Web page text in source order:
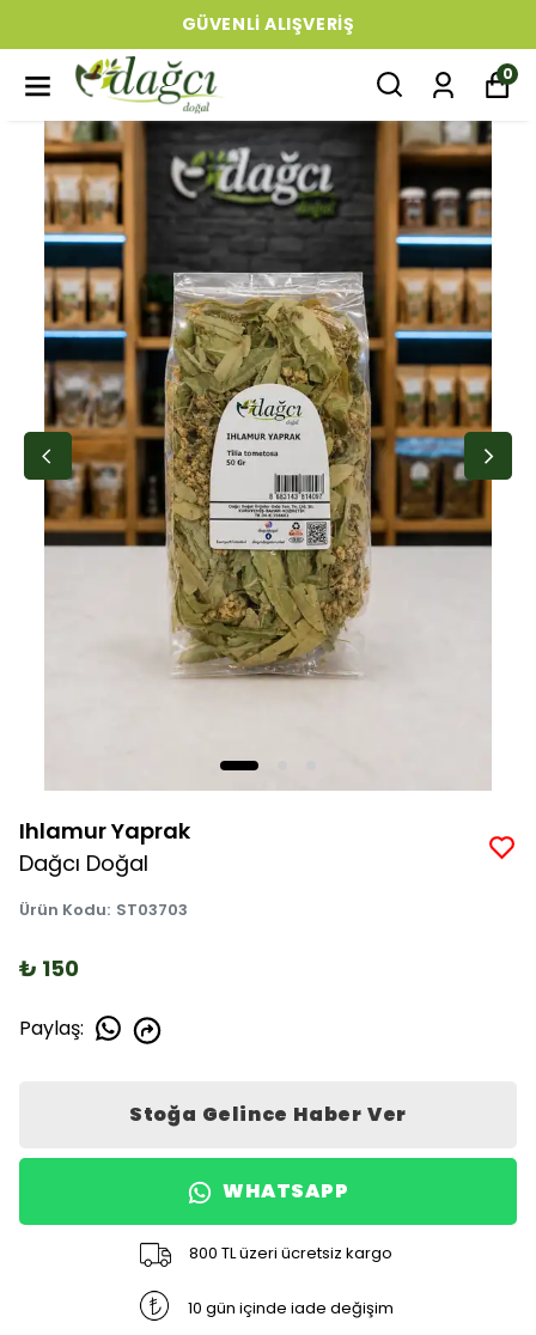
GÜVENLI ALIŞVERIŞ
0
Ihlamur Yaprak
Dağcı Doğal
Ürün Kodu: ST03703
₺ 150
Paylaş:
Stoğa Gelince Haber Ver
WHATSAPP
800 TL üzeri ücretsiz kargo
10 gün içinde iade değişim